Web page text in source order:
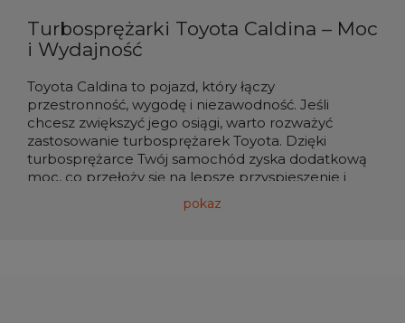
Turbosprężarki Toyota Caldina – Moc
i Wydajność
Toyota Caldina to pojazd, który łączy
przestronność, wygodę i niezawodność. Jeśli
chcesz zwiększyć jego osiągi, warto rozważyć
zastosowanie turbosprężarek Toyota. Dzięki
turbosprężarce Twój samochód zyska dodatkową
moc, co przełoży się na lepsze przyspieszenie i
większą dynamikę w trakcie jazdy.
pokaz